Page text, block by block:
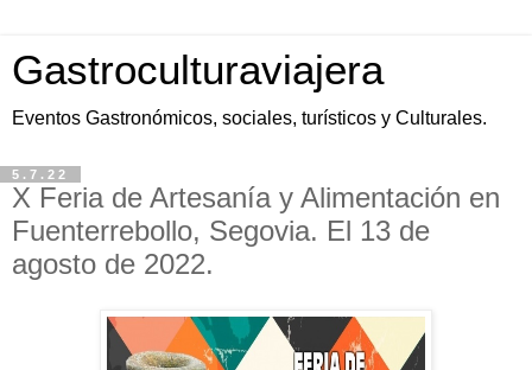
Gastroculturaviajera
Eventos Gastronómicos, sociales, turísticos y Culturales.
5.7.22
X Feria de Artesanía y Alimentación en
Fuenterrebollo, Segovia. El 13 de
agosto de 2022.